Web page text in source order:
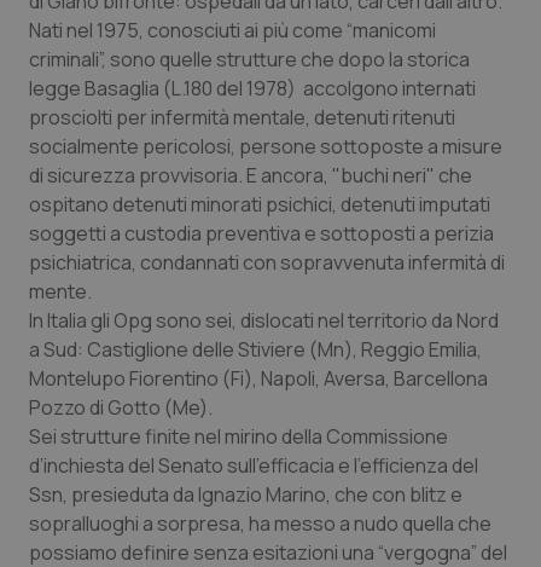
Calabria
Campania
Emilia-Romagna
Friuli Venezia Giulia
Lazio
Liguria
Lombardia
Marche
Molise
Asma & BPCO
Car-T
Colesterolo & coronaropatie
Dermatite Atopica
Diabete & glucometri
Disturbi dell’umore
Dolore
Donna & Salute
Epatiti
Nati nel 1975, conosciuti ai più come “manicomi
criminali”, sono quelle strutture che dopo la storica
legge Basaglia (L.180 del 1978) accolgono internati
prosciolti per infermità mentale, detenuti ritenuti
socialmente pericolosi, persone sottoposte a misure
di sicurezza provvisoria. E ancora, "buchi neri" che
ospitano detenuti minorati psichici, detenuti imputati
soggetti a custodia preventiva e sottoposti a perizia
psichiatrica, condannati con sopravvenuta infermità di
mente.
In Italia gli Opg sono sei, dislocati nel territorio da Nord
a Sud: Castiglione delle Stiviere (Mn), Reggio Emilia,
Montelupo Fiorentino (Fi), Napoli, Aversa, Barcellona
Pozzo di Gotto (Me).
Sei strutture finite nel mirino della Commissione
d’inchiesta del Senato sull’efficacia e l’efficienza del
Ssn, presieduta da Ignazio Marino, che con blitz e
sopralluoghi a sorpresa, ha messo a nudo quella che
possiamo definire senza esitazioni una “vergogna” del